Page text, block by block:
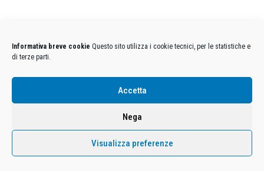
Informativa breve cookie Questo sito utilizza i cookie tecnici, per le statistiche e
di terze parti.
Accetta
Nega
Visualizza preferenze